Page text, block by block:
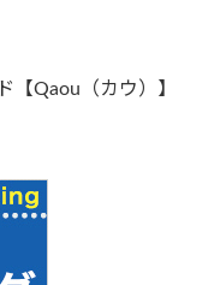
【Qaou（カウ）】